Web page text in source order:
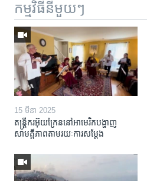
កម្មវិធី​នីមួយៗ
15 មីនា 2025
តន្ត្រីករ​អ៊ុយក្រែន​នៅ​អាមេរិក​បង្ហាញ​
សាមគ្គីភាព​តាម​រយៈ​ការសម្តែង